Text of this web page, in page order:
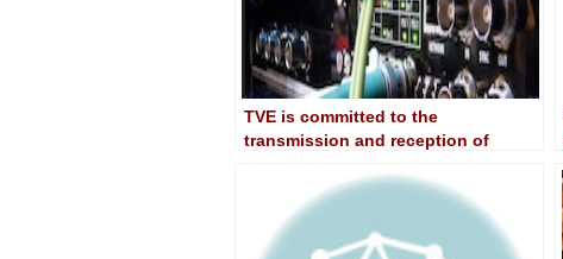
TVE is committed to the
transmission and reception of
optics for its mobile phones in news